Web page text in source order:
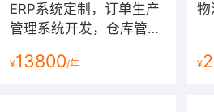
ERP系统定制，订单生产
管理系统开发，仓库管理
建设【ERP系统】
¥13800/年
物
¥